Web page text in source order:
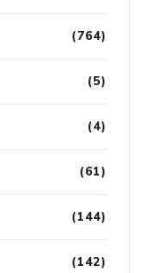
(764)
(5)
(4)
(61)
(144)
(142)